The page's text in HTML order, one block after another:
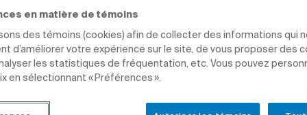
rappelle que les politiques visant
les violences à caractère sexuel
en matière de témoins
des témoins (cookies) afin de collecter des informations qui
d’améliorer votre expérience sur le site, de vous proposer des
les statistiques de fréquentation, etc. Vous pouvez
en sélectionnant « Préférences ».